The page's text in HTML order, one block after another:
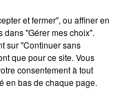
du Vieux Cronenbourg
collaborative,
Créée en juin 2019,
Elle organise
et fermer", ou affiner en
"Gérer mes choix".
sur "Continuer sans
que pour ce site. Vous
consentement à tout
en bas de chaque page.